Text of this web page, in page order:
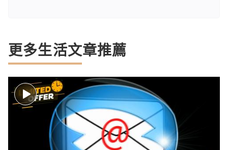
更多生活文章推薦